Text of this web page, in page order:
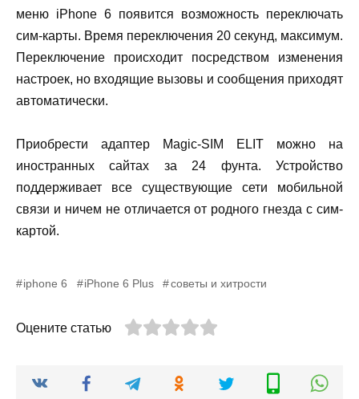
меню iPhone 6 появится возможность переключать
сим-карты. Время переключения 20 секунд, максимум.
Переключение происходит посредством изменения
настроек, но входящие вызовы и сообщения приходят
автоматически.
Приобрести адаптер Magic-SIM ELIT можно на
иностранных сайтах за 24 фунта. Устройство
поддерживает все существующие сети мобильной
связи и ничем не отличается от родного гнезда с сим-
картой.
iphone 6 iPhone 6 Plus советы и хитрости
Оцените статью